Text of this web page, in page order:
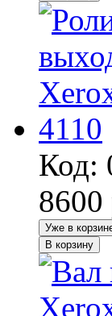
Код:
8600
Уже в
В корзину